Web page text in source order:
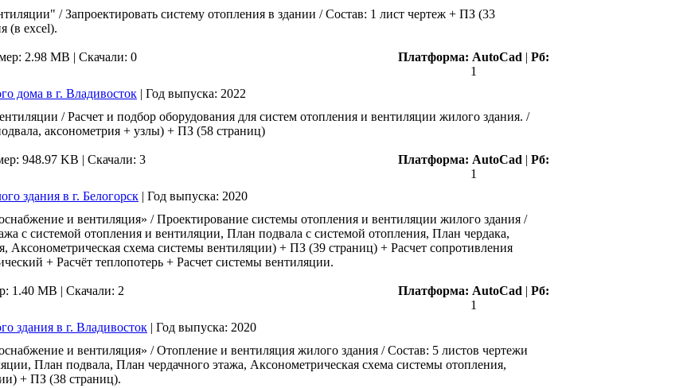
/ Запроектировать систему отопления в здании / Состав: 1 лист чертеж + ПЗ (33
(в еxcel).
2.98 MB | Скачали: 0 Платформа: AutoCad | Рб:
1
дома в г. Владивосток | Год выпуска: 2022
/ Расчет и подбор оборудования для систем отопления и вентиляции жилого здания. /
аксонометрия + узлы) + ПЗ (58 страниц)
948.97 KB | Скачали: 3 Платформа: AutoCad | Рб:
1
здания в г. Белогорск | Год выпуска: 2020
и вентиляция» / Проектирование системы отопления и вентиляции жилого здания /
с системой отопления и вентиляции, План подвала с системой отопления, План чердака,
Аксонометрическая схема системы вентиляции) + ПЗ (39 страниц) + Расчет сопротивления
+ Расчёт теплопотерь + Расчет системы вентиляции.
1.40 MB | Скачали: 2 Платформа: AutoCad | Рб:
1
здания в г. Владивосток | Год выпуска: 2020
и вентиляция» / Отопление и вентиляция жилого здания / Состав: 5 листов чертежи
План подвала, План чердачного этажа, Аксонометрическая схема системы отопления,
+ ПЗ (38 страниц).